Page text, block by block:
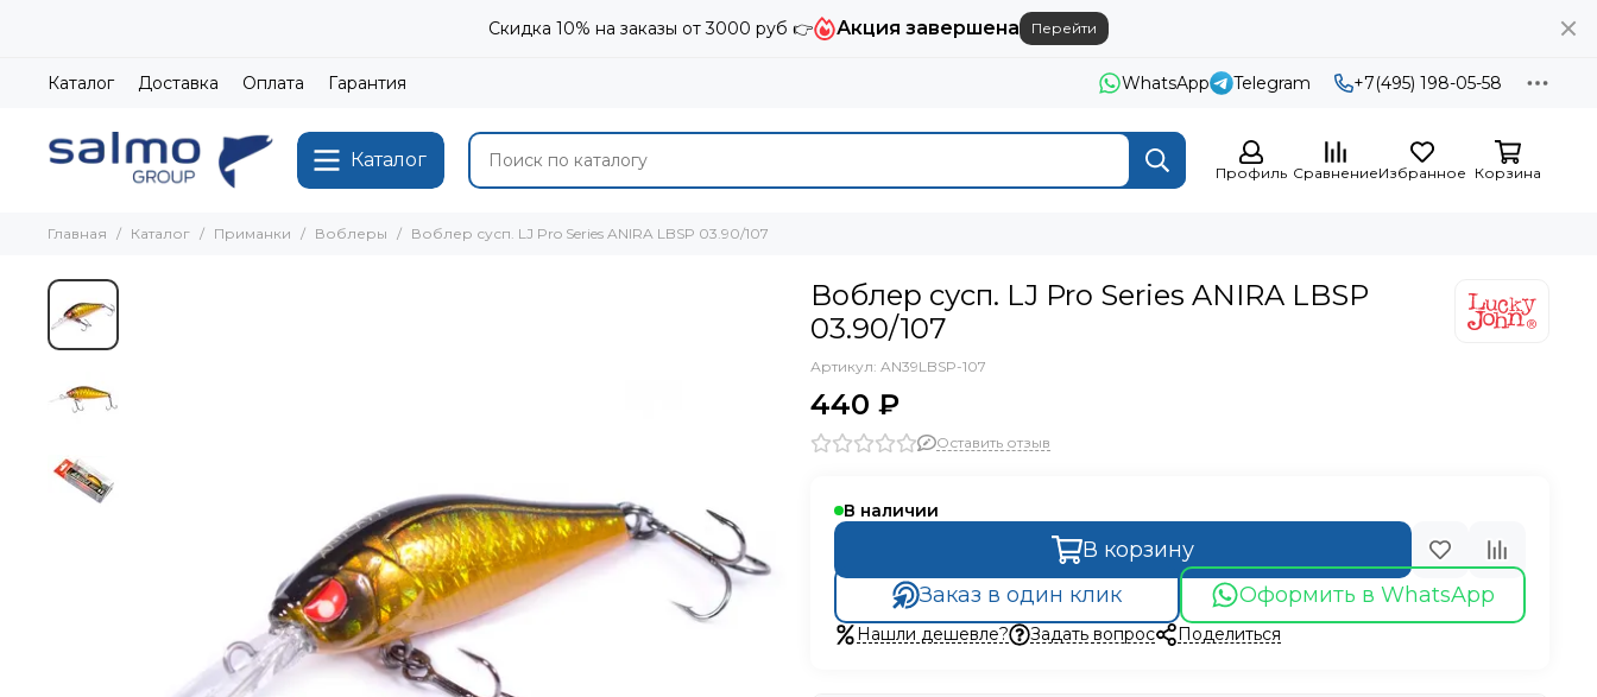
Скидка 10% на заказы от 3000 руб 👉 Акция завершена Перейти
Каталог Доставка Оплата Гарантия WhatsApp Telegram +7(495) 198-05-58
Каталог
Профиль СравнениеИзбранное Корзина
Главная Каталог Приманки Воблеры Воблер сусп. LJ Pro Series ANIRA LBSP 03.90/107
Воблер сусп. LJ Pro Series ANIRA LBSP
03.90/107
Артикул: AN39LBSP-107
440 ₽
Оставить отзыв
В наличии
В корзину
Заказ в один клик
Оформить в WhatsApp
Нашли дешевле? Задать вопрос Поделиться